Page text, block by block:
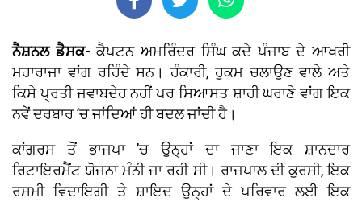
ਨੈਸ਼ਨਲ ਡੈਸਕ-ਕੈਪਟਨ ਅਮਰਿੰਦਰ ਸਿੰਘ ਕਦੇ ਪੰਜਾਬ ਦੇ ਆਖਰੀ
ਮਹਾਰਾਜਾ ਵਾਂਗ ਰਹਿੰਦੇ ਸਨ। ਹੰਕਾਰੀ, ਹੁਕਮ ਚਲਾਉਣ ਵਾਲੇ ਅਤੇ
ਕਿਸੇ ਪ੍ਰਤੀ ਜਵਾਬਦੇਹ ਨਹੀਂ ਪਰ ਸਿਆਸਤ ਸ਼ਾਹੀ ਘਰਾਣੇ ਵਾਂਗ ਇਕ
ਨਵੇਂ ਦਰਬਾਰ ’ਚ ਜਾਂਦਿਆਂ ਹੀ ਬਦਲ ਜਾਂਦੀ ਹੈ।
ਕਾਂਗਰਸ ਤੋਂ ਭਾਜਪਾ ’ਚ ਉਨ੍ਹਾਂ ਦਾ ਜਾਣਾ ਇਕ ਸ਼ਾਨਦਾਰ
ਰਿਟਾਇਰਮੈਂਟ ਯੋਜਨਾ ਮੰਨੀ ਜਾ ਰਹੀ ਸੀ। ਰਾਜਪਾਲ ਦੀ ਕੁਰਸੀ, ਇਕ
ਰਸਮੀ ਵਿਦਾਇਗੀ ਤੇ ਸ਼ਾਇਦ ਉਨ੍ਹਾਂ ਦੇ ਪਰਿਵਾਰ ਲਈ ਇਕ